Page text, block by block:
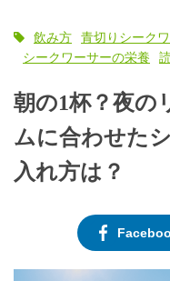
飲み方
青切りシーク
シークワーサーの栄養
朝の1杯？夜の
ムに合わせた
入れ方は？